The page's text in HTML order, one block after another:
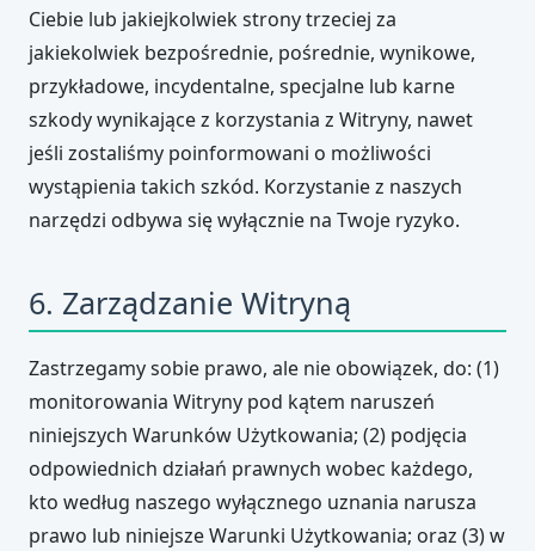
Ciebie lub jakiejkolwiek strony trzeciej za
jakiekolwiek bezpośrednie, pośrednie, wynikowe,
przykładowe, incydentalne, specjalne lub karne
szkody wynikające z korzystania z Witryny, nawet
jeśli zostaliśmy poinformowani o możliwości
wystąpienia takich szkód. Korzystanie z naszych
narzędzi odbywa się wyłącznie na Twoje ryzyko.
6. Zarządzanie Witryną
Zastrzegamy sobie prawo, ale nie obowiązek, do: (1)
monitorowania Witryny pod kątem naruszeń
niniejszych Warunków Użytkowania; (2) podjęcia
odpowiednich działań prawnych wobec każdego,
kto według naszego wyłącznego uznania narusza
prawo lub niniejsze Warunki Użytkowania; oraz (3) w